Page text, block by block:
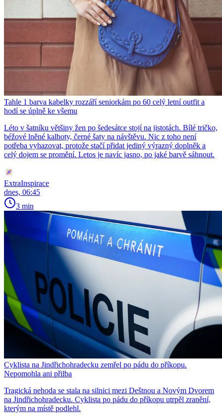
Tahle 1 barva kabelky rozzáří seniorkám po 60 celý letní outfit a
hodí se úplně ke všemu
Léto v šatníku většiny žen po šedesátce stojí na jistotách. Bílé tričko,
béžové lněné kalhoty, černé šaty na návštěvu. Nic z toho není
potřeba vyhazovat, protože stačí přidat jediný výrazný doplněk a
celý dojem se promění. Letos je navíc jasno, po jaké barvě sáhnout.
ExtraInspirace
dnes, 06:45
3 min
Cyklista na Jindřichohradecku zemřel po pádu do příkopu.
Nepomohla ani přilba
Tragická nehoda se stala na silnici mezi Deštnou a Novým Dvorem
na Jindřichohradecku. Cyklista po pádu do příkopu utrpěl zranění,
kterým na místě podlehl.